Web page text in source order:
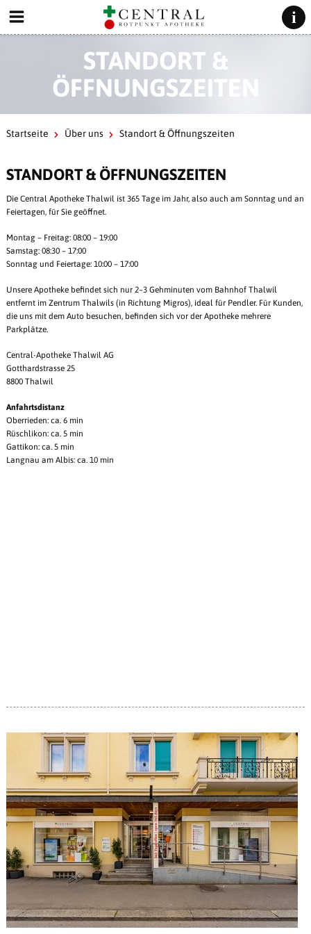
STANDORT &
ÖFFNUNGSZEITEN
Startseite Über uns Standort & Öffnungszeiten
STANDORT & ÖFFNUNGSZEITEN
Die Central Apotheke Thalwil ist 365 Tage im Jahr, also auch am Sonntag und an
Feiertagen, für Sie geöffnet.
Montag – Freitag: 08:00 – 19:00
Samstag: 08:30 – 17:00
Sonntag und Feiertage: 10:00 – 17:00
Unsere Apotheke befindet sich nur 2–3 Gehminuten vom Bahnhof Thalwil
entfernt im Zentrum Thalwils (in Richtung Migros), ideal für Pendler. Für Kunden,
die uns mit dem Auto besuchen, befinden sich vor der Apotheke mehrere
Parkplätze.
Central-Apotheke Thalwil AG
Gotthardstrasse 25
8800 Thalwil
Anfahrtsdistanz
Oberrieden: ca. 6 min
Rüschlikon: ca. 5 min
Gattikon: ca. 5 min
Langnau am Albis: ca. 10 min